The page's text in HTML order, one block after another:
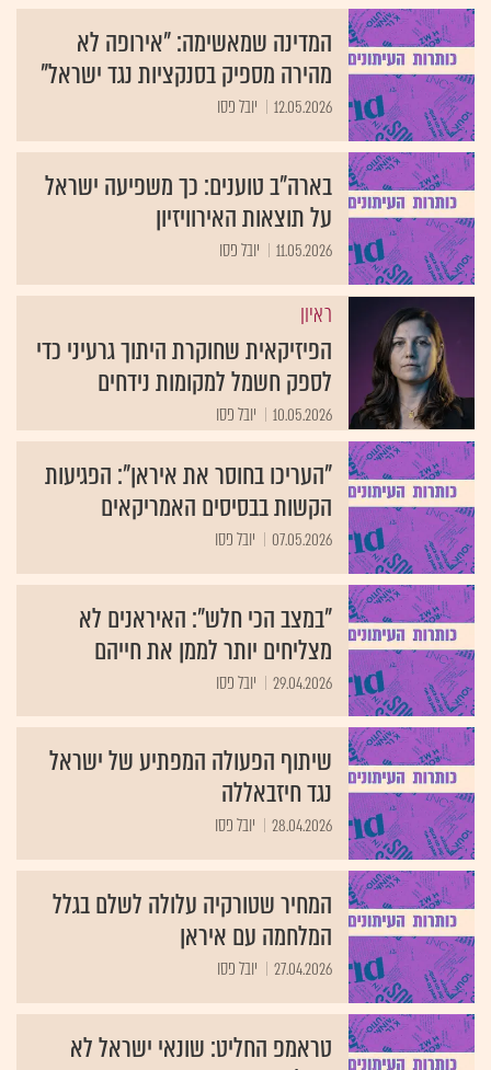
המדינה שמאשימה: "אירופה לא
מהירה מספיק בסנקציות נגד ישראל"
12.05.2026 יובל פסו
בארה"ב טוענים: כך משפיעה ישראל
על תוצאות האירוויזיון
11.05.2026 יובל פסו
ראיון
הפיזיקאית שחוקרת היתוך גרעיני כדי
לספק חשמל למקומות נידחים
10.05.2026 יובל פסו
"העריכו בחוסר את איראן": הפגיעות
הקשות בבסיסים האמריקאים
07.05.2026 יובל פסו
"במצב הכי חלש": האיראנים לא
מצליחים יותר לממן את חייהם
29.04.2026 יובל פסו
שיתוף הפעולה המפתיע של ישראל
נגד חיזבאללה
28.04.2026 יובל פסו
המחיר שטורקיה עלולה לשלם בגלל
המלחמה עם איראן
27.04.2026 יובל פסו
טראמפ החליט: שונאי ישראל לא